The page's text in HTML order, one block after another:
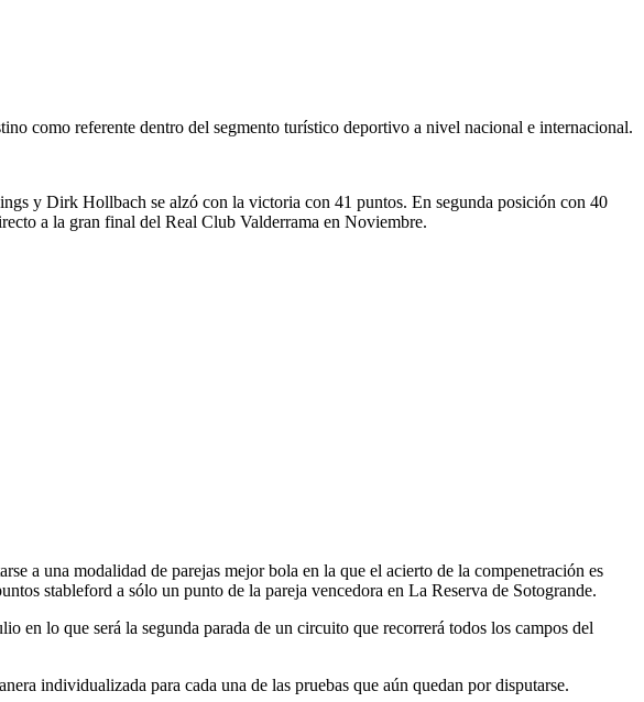
como referente dentro del segmento turístico deportivo a nivel nacional e internacional.
y Dirk Hollbach se alzó con la victoria con 41 puntos. En segunda posición con 40
a la gran final del Real Club Valderrama en Noviembre.
a una modalidad de parejas mejor bola en la que el acierto de la compenetración es
stableford a sólo un punto de la pareja vencedora en La Reserva de Sotogrande.
en lo que será la segunda parada de un circuito que recorrerá todos los campos del
individualizada para cada una de las pruebas que aún quedan por disputarse.